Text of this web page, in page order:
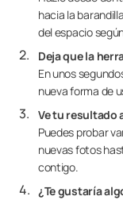
hacia la
del espacio
Deja que la
En unos
nueva forma de
Ve tu resultado
Puedes probar
nuevas fotos
contigo.
¿Te gustaría